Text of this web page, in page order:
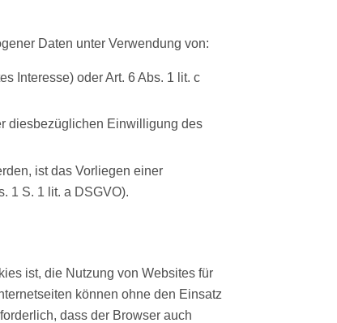
Daten unter Verwendung von:
Interesse) oder Art. 6 Abs. 1 lit. c
diesbezüglichen Einwilligung des
ist das Vorliegen einer
1 S. 1 lit. a DSGVO).
ist, die Nutzung von Websites für
können ohne den Einsatz
dass der Browser auch